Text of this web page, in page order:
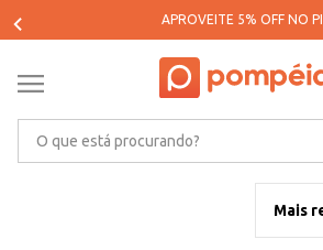
PARCELE SUAS COMPRAS EM ATÉ
Mais